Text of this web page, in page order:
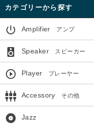
カテゴリーから探す
power_settings_new Amplifier アンプ
speaker Speakerスピーカー
play_circle_outline Player プレーヤー
settings_input_component Accessory その他
album Jazz